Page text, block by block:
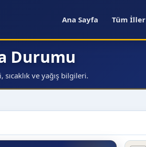
Ana Sayfa Tüm İller
Durumu
ve yağış bilgileri.